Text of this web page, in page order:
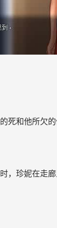
和他所欠的
，珍妮在走廊